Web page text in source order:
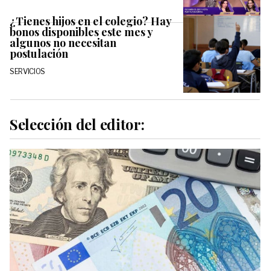
¿Tienes hijos en el colegio? Hay
bonos disponibles este mes y
algunos no necesitan
postulación
SERVICIOS
Selección del editor: